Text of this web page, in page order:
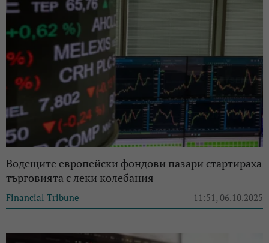
Водещите европейски фондови пазари стартираха
търговията с леки колебания
Financial Tribune 11:51, 06.10.2025